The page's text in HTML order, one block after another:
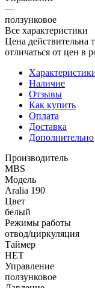
—
ползунковое
Все характеристики
Цена действительна
отличаться от цен в
Наличие
Отзывы
Как купить
Оплата
Доставка
Дополнительно
Производитель
MBS
Модель
Aralia 190
Цвет
белый
Режимы работы
отвод/циркуляция
Таймер
НЕТ
Управление
ползунковое